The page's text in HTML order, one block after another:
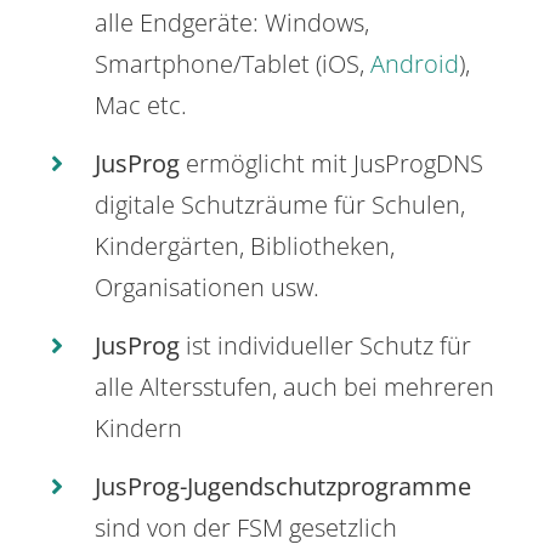
alle Endgeräte: Windows,
Smartphone/Tablet (iOS, Android),
Mac etc.
JusProg ermöglicht mit JusProgDNS
digitale Schutzräume für Schulen,
Kindergärten, Bibliotheken,
Organisationen usw.
JusProg ist individueller Schutz für
alle Altersstufen, auch bei mehreren
Kindern
JusProg-Jugendschutzprogramme
sind von der FSM gesetzlich